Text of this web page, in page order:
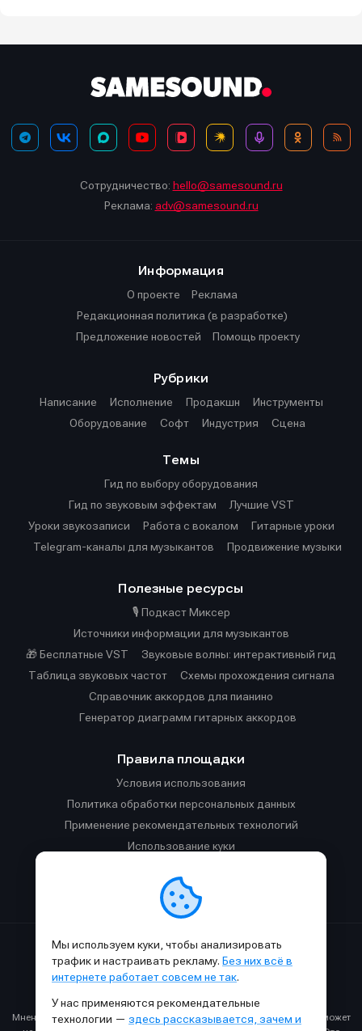
Сотрудничество: hello@samesound.ru
Реклама: adv@samesound.ru
Информация
О проекте
Реклама
Редакционная политика (в разработке)
Предложение новостей
Помощь проекту
Рубрики
Написание
Исполнение Продакшн
Инструменты
Оборудование
Софт Индустрия Сцена
Темы
Гид по выбору оборудования
Гид по звуковым эффектам
Лучшие VST
Уроки звукозаписи
Работа с вокалом
Гитарные уроки
Telegram-каналы для музыкантов
Продвижение музыки
Полезные ресурсы
🎙️ Подкаст Миксер
Источники информации для музыкантов
🎁 Бесплатные VST
Звуковые волны: интерактивный гид
Таблица звуковых частот
Cхемы прохождения сигнала
Справочник аккордов для пианино
Генератор диаграмм гитарных аккордов
Правила площадки
Условия использования
Политика обработки персональных данных
Применение рекомендательных технологий
Использование куки
Правила общения в Телеграм-чате
Сделано с к в SAMESOUND© 2015-2026.
Использование материалов SAMESOUND разрешено только с
Все права на картинки и тексты принадлежат их авторам.
Мнение авторов может не совпадать с мнением редакции, которое может
Мы используем куки, чтобы анализировать
трафик и настраивать рекламу. Без них всё в
интернете работает совсем не так.
У нас применяются рекомендательные
технологии — здесь рассказывается, зачем и